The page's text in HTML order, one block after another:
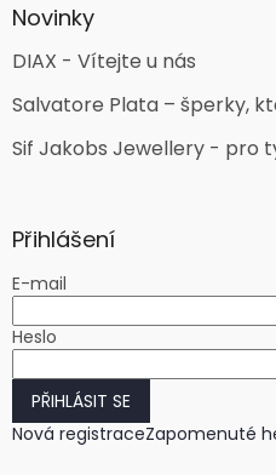
Novinky
DIAX - Vítejte u nás
Salvatore Plata – šperky,
Sif Jakobs Jewellery - pro
Přihlášení
E-mail
Heslo
PŘIHLÁSIT SE
Nová registraceZapomenuté